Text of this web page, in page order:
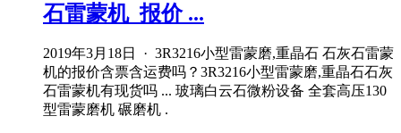
石雷蒙机_报价 ...
2019年3月18日 · 3R3216小型雷蒙磨,重晶石 石灰石雷蒙
机的报价含票含运费吗？3R3216小型雷蒙磨,重晶石石灰
石雷蒙机有现货吗 ... 玻璃白云石微粉设备 全套高压130
型雷蒙磨机 碾磨机 .